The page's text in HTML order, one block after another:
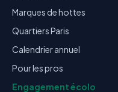
Marques de hottes
Quartiers Paris
Calendrier annuel
Pour les pros
Engagement écolo